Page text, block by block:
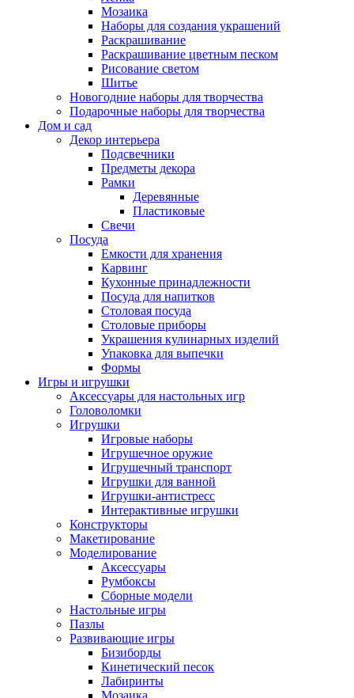
Мозаика
Наборы для создания украшений
Раскрашивание
Раскрашивание цветным песком
Рисование светом
Шитье
Новогодние наборы для творчества
Подарочные наборы для творчества
Дом и сад
Декор интерьера
Подсвечники
Предметы декора
Рамки
Деревянные
Пластиковые
Свечи
Посуда
Емкости для хранения
Карвинг
Кухонные принадлежности
Посуда для напитков
Столовая посуда
Столовые приборы
Украшения кулинарных изделий
Упаковка для выпечки
Формы
Игры и игрушки
Аксессуары для настольных игр
Головоломки
Игрушки
Игровые наборы
Игрушечное оружие
Игрушечный транспорт
Игрушки для ванной
Игрушки-антистресс
Интерактивные игрушки
Конструкторы
Макетирование
Моделирование
Аксессуары
Румбоксы
Сборные модели
Настольные игры
Пазлы
Развивающие игры
Бизиборды
Кинетический песок
Лабиринты
Мозаика